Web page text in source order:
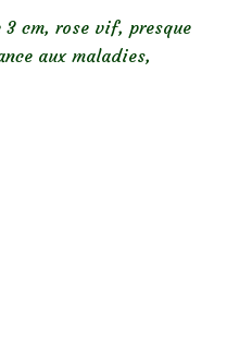
cm, rose vif, presque
aux maladies,